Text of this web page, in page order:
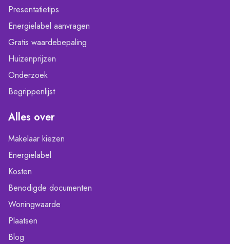
Presentatietips
Energielabel aanvragen
Gratis waardebepaling
Huizenprijzen
Onderzoek
Begrippenlijst
Alles over
Makelaar kiezen
Energielabel
Kosten
Benodigde documenten
Woningwaarde
Plaatsen
Blog